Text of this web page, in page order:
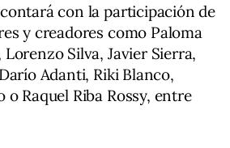
con la participación de
y creadores como Paloma
Silva, Javier Sierra,
Adanti, Riki Blanco,
Raquel Riba Rossy, entre